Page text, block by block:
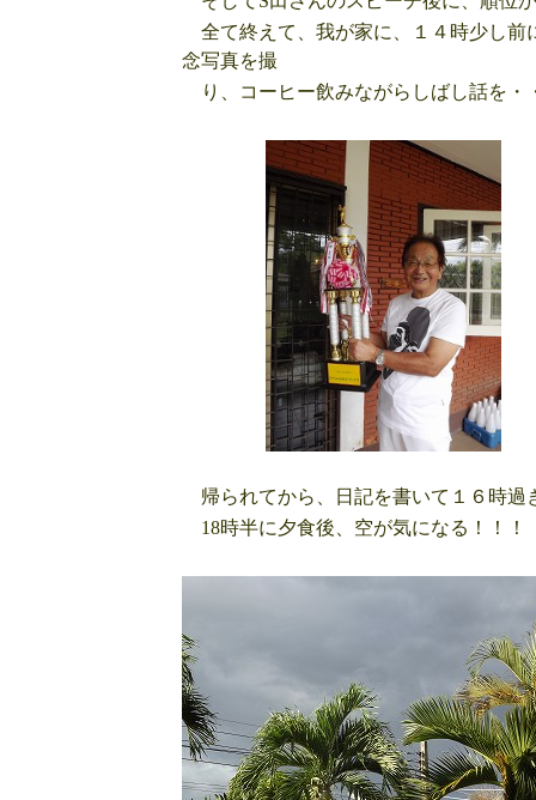
全て終えて、我が家に、１４時少し前
念写真を撮
り、コーヒー飲みながらしばし話を・
帰られてから、日記を書いて１６時過
18時半に夕食後、空が気になる！！！